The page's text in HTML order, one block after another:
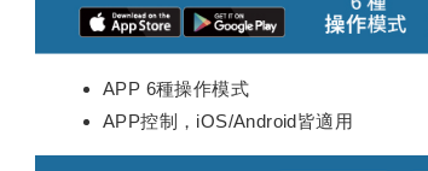
APP 6種操作模式
APP控制，iOS/Android皆適用